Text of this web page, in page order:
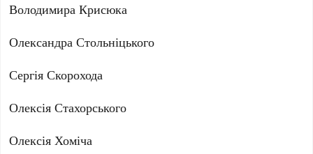
Володимира Крисюка
Олександра Стольніцького
Сергія Скорохода
Олексія Стахорського
Олексія Хоміча